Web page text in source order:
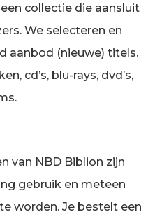
collectie die aansluit
We selecteren en
aanbod (nieuwe) titels.
cd’s, blu-rays, dvd’s,
van NBD Biblion zijn
gebruik en meteen
worden. Je bestelt een